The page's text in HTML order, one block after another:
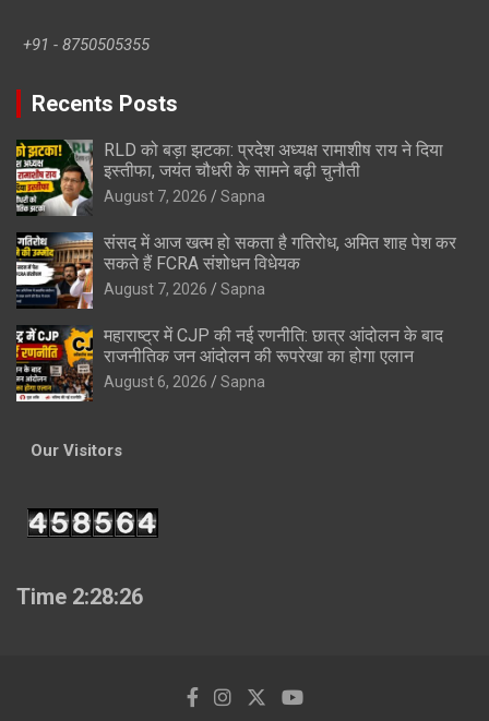
+91 - 8750505355
Recents Posts
RLD को बड़ा झटका: प्रदेश अध्यक्ष रामाशीष राय ने दिया
इस्तीफा, जयंत चौधरी के सामने बढ़ी चुनौती
August 7, 2026 Sapna
संसद में आज खत्म हो सकता है गतिरोध, अमित शाह पेश कर
सकते हैं FCRA संशोधन विधेयक
August 7, 2026 Sapna
महाराष्ट्र में CJP की नई रणनीति: छात्र आंदोलन के बाद
राजनीतिक जन आंदोलन की रूपरेखा का होगा एलान
August 6, 2026 Sapna
Our Visitors
Time 2:28:27